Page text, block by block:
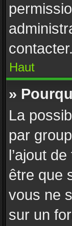
contacter.
Haut
»
La
par
l’ajout
être que
vous ne
sur un